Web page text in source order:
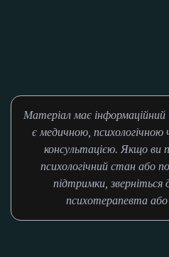
Матеріал має інформаційний
є медичною,
консультацією. Якщо ви
психологічний стан або
підтримки, зверніться
психотерапевта або